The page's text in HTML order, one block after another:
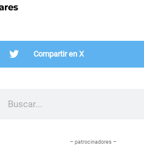
Compartir en X
– patrocinadores –